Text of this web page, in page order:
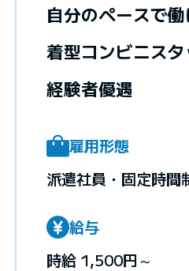
自分のペースで
着型コンビニスタ
経験者優遇
雇用形態
派遣社員・固定時間
給与
時給 1,500円～